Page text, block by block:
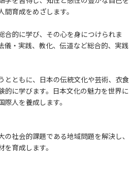
育成をめざします。
的に学び、その心を身につけられま
儀・実践、教化、伝道など総合的、実践
とともに、日本の伝統文化や芸術、衣食
的に学びます。日本文化の魅力を世界に
人を養成します。
社会的課題である地域問題を解決し、
育成します。